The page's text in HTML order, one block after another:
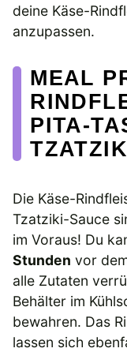
deine Käse-
anzupassen.
MEAL
PITA-
Die Käse-
Tzatziki-Sauce
im Voraus! Du
Stunden vor
alle Zutaten
Behälter im
bewahren. Das
lassen sich